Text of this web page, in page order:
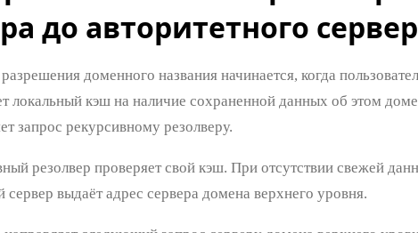
до авторитетного
доменного названия начинается, когда
локальный кэш на наличие сохраненной данных об этом
запрос рекурсивному резолверу.
резолвер проверяет свой кэш. При отсутствии свежей
сервер выдаёт адрес сервера домена верхнего уровня.